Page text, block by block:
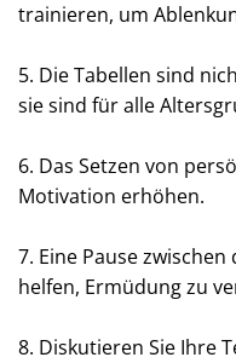
trainieren, um
5. Die Tabellen sind
sie sind für alle
6. Das Setzen von
Motivation erhöhen.
7. Eine Pause
helfen, Ermüdung zu
8. Diskutieren Sie Ihre